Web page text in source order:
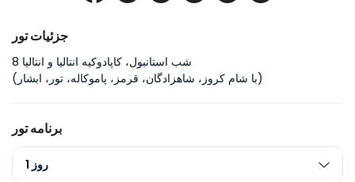
جزئیات تور
8 شب استانبول، کاپادوکیه انتالیا و انتالیا
(با شام کروز، شاهزادگان، قرمز، پاموکاله، تور، ابشار)
برنامه تور
روز 1